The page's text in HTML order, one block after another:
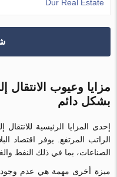
Dur Real Estate
مزايا وعيوب الانتقال
بشكل دائم
إحدى المزايا الرئيسية
الراتب المرتفع. يوفر اقتصاد
الصناعات، بما في ذلك النفط
ميزة أخرى مهمة هي عدم